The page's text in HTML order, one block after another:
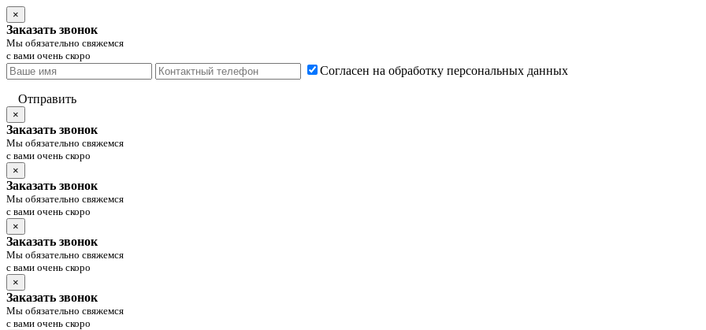
×
Заказать звонок
Мы обязательно свяжемся
с вами очень скоро
Согласен на обработку персональных данных
Отправить
×
Заказать звонок
Мы обязательно свяжемся
с вами очень скоро
×
Заказать звонок
Мы обязательно свяжемся
с вами очень скоро
×
Заказать звонок
Мы обязательно свяжемся
с вами очень скоро
×
Заказать звонок
Мы обязательно свяжемся
с вами очень скоро